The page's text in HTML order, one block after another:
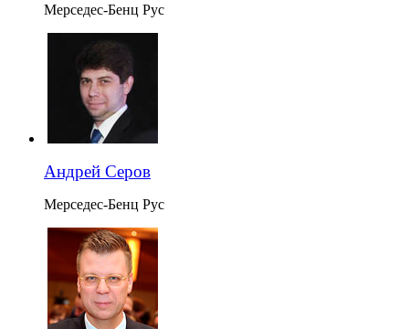
Мерседес-Бенц Рус
Андрей Серов
Мерседес-Бенц Рус